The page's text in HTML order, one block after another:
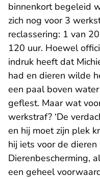
binnenkort begeleid
zich nog voor 3
reclassering: 1 van
120 uur. Hoewel
indruk heeft dat
had en dieren wilde
een paal boven
geflest. Maar wat
werkstraf? ‘De
en hij moet zijn plek
hij iets voor de
Dierenbescherming,
een geheel